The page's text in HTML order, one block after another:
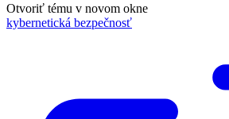
Otvoriť tému v novom okne
kybernetická bezpečnosť